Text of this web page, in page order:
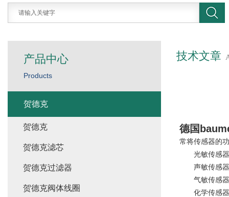
技术文章
德国
常将传感器的
光敏传感器
声敏传感器
气敏传感器
化学传感器
产品中心
Products
贺德克
贺德克
贺德克滤芯
贺德克过滤器
贺德克阀体线圈